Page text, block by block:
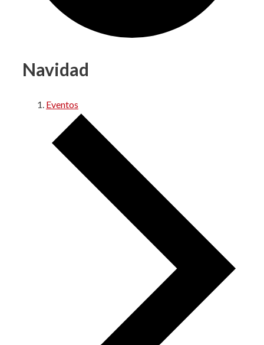
Navidad
Eventos